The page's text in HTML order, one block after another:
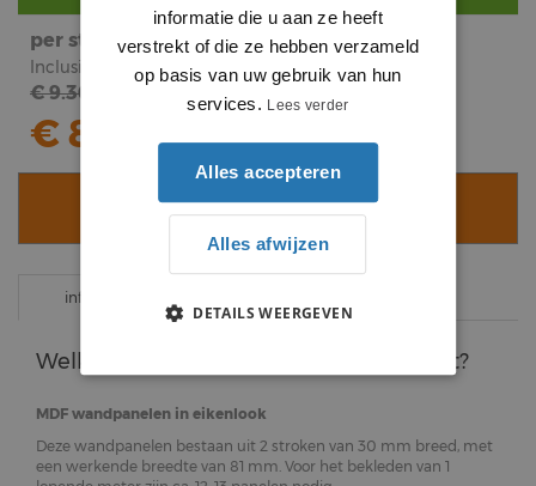
per stuk
Inclusief BTW
€ 9.36
€ 8.49
subtotaal
Inclusief BTW
€8
VOEG TOE AAN WINKELWAGEN
informatie
Welke eigenschappen heeft dit product?
MDF wandpanelen in eikenlook
Deze wandpanelen bestaan uit 2 stroken van 30 mm breed, met
een werkende breedte van 81 mm. Voor het bekleden van 1
informatie die u aan ze heeft
verstrekt of die ze hebben verzameld
op basis van uw gebruik van hun
services. Lees verder
Alles accepteren
Alles afwijzen
DETAILS WEERGEVEN